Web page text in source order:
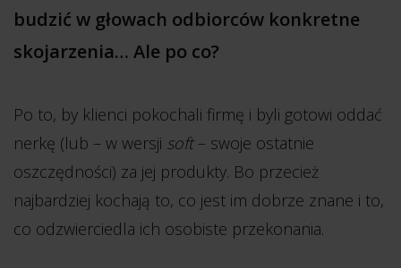
budzić w głowach odbiorców konkretne
skojarzenia… Ale po co?
Po to, by klienci pokochali firmę i byli gotowi oddać
nerkę (lub – w wersji soft– swoje ostatnie
oszczędności) za jej produkty. Bo przecież
najbardziej kochają to, co jest im dobrze znane i to,
co odzwierciedla ich osobiste przekonania.